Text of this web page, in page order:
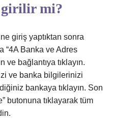
girilir mi?
giriş yaptıktan sonra
“4A Banka ve Adres
ve bağlantıya tıklayın.
ve banka bilgilerinizi
bankaya tıklayın. Son
butonuna tıklayarak tüm